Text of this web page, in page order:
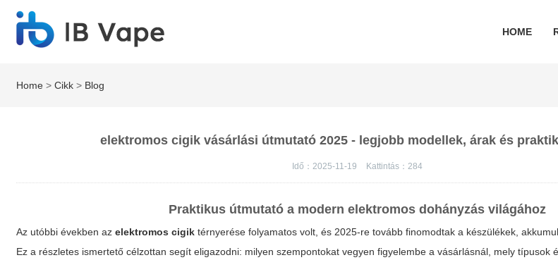
HOME
Home >Cikk > Blog
elektromos cigik vásárlási útmutató 2025 - legjobb modellek, árak és
Idő：2025-11-19 Kattintás：284
Praktikus útmutató a modern elektromos dohányzás világához
Az utóbbi években azelektromos cigik térnyerése folyamatos volt, és 2025-re tovább finomodtak a készülékek,
Ez a részletes ismertető célzottan segít eligazodni: milyen szempontokat vegyen figyelembe a vásárlásnál, mely típusok